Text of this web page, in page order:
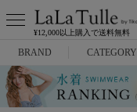
¥12,000以上購入で送料無料
BRAND
Anella
CATEGORY
ミニドレス